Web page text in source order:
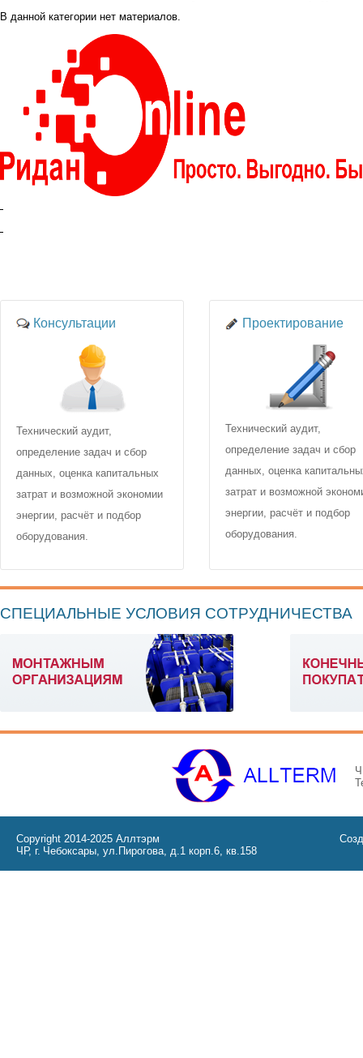
В данной категории нет материалов.
Консультации
Технический аудит,
определение задач и сбор
данных, оценка капитальных
затрат и возможной экономии
энергии, расчёт и подбор
оборудования.
Проектирование
Технический аудит,
определение задач и сбор
данных, оценка
затрат и возможной
энергии, расчёт и подбор
оборудования.
СПЕЦИАЛЬНЫЕ УСЛОВИЯ СОТРУДНИЧЕСТВА
Copyright 2014-2025 Аллтэрм
ЧР, г. Чебоксары, ул.Пирогова, д.1 корп.6, кв.158